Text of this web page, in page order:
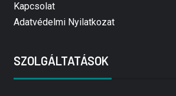
Kapcsolat
Adatvédelmi Nyilatkozat
SZOLGÁLTATÁSOK